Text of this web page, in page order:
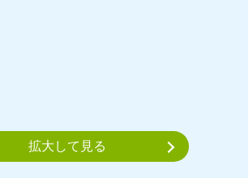
拡大して見る